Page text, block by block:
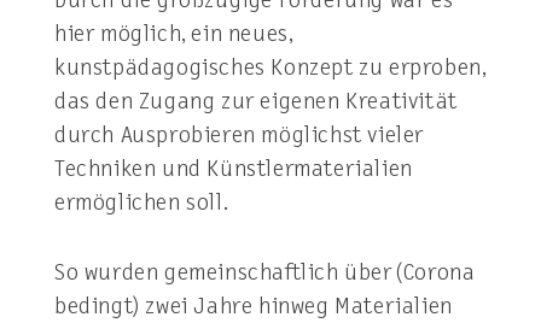
hier möglich, ein neues,
kunstpädagogisches Konzept zu erproben,
das den Zugang zur eigenen Kreativität
durch Ausprobieren möglichst vieler
Techniken und Künstlermaterialien
ermöglichen soll.
So wurden gemeinschaftlich über (Corona
bedingt) zwei Jahre hinweg Materialien